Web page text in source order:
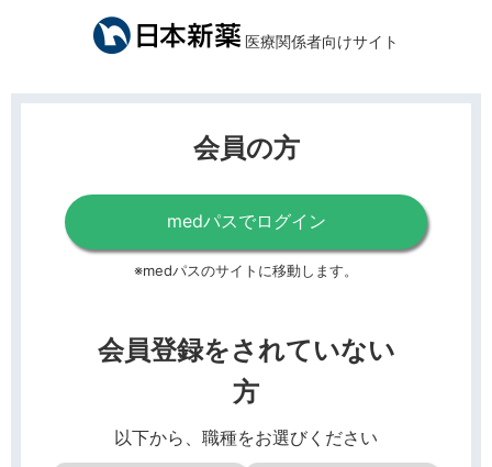
医療関係者向けサイト
会員の方
medパスでログイン
※medパスのサイトに移動します。
会員登録をされていない
方
以下から、職種をお選びください